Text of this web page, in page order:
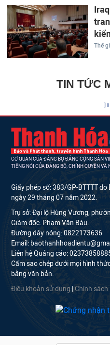
Thế
TIN TỨC
CƠ QUAN CỦA ĐẢNG BỘ ĐẢNG CỘNG SẢN
TIẾNG NÓI CỦA ĐẢNG BỘ, CHÍNH QUYỀN
Giấy phép số: 383/GP-BTTTT
ngày 29 tháng 07 năm 2022.
Trụ sở: Đại lộ Hùng Vương,
Giám đốc: Phạm Văn Báu.
Đường dây nóng: 0822173636
Email:
Liên hệ Quảng cáo:
Cấm sao chép dưới mọi hình
bằng văn bản.
Điều khoản sử dụng Chính sách